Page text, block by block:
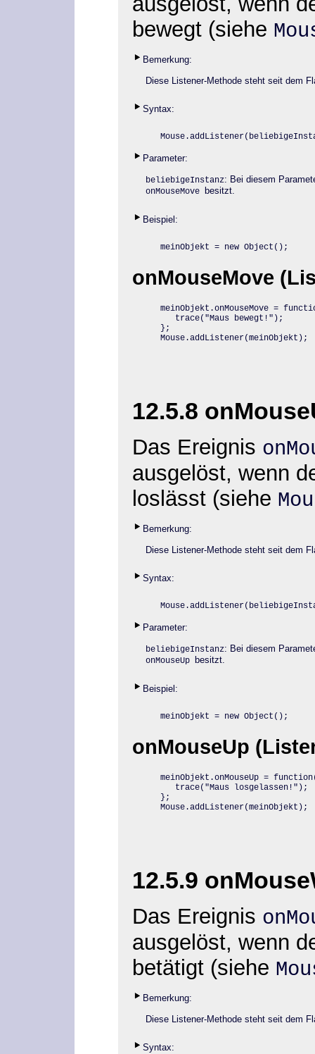
bewegt (siehe
Bemerkung:
Diese Listener-Methode steht seit dem
Syntax:
Mouse.addListener
Parameter:
beliebigeInstanz: Bei diesem
onMouseMove besitzt.
Beispiel:
meinObjekt = new Object();
onMouseMove
meinObjekt.onMouseMove =
   trace("Maus bewegt!");
};
Mouse.addListener(meinObjekt);
12.5.8
Das Ereignis
ausgelöst, wenn
loslässt (siehe
Bemerkung:
Diese Listener-Methode steht seit dem
Syntax:
Mouse.addListener
Parameter:
beliebigeInstanz: Bei diesem
onMouseUp besitzt.
Beispiel:
meinObjekt = new Object();
onMouseUp
meinObjekt.onMouseUp =
   trace("Maus losgelassen!");
};
Mouse.addListener(meinObjekt);
12.5.9
Das Ereignis
ausgelöst, wenn
betätigt (siehe
Bemerkung:
Diese Listener-Methode steht seit dem
Syntax: